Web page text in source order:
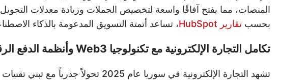
المنصات، مما يفتح آفاقًا واسعة لتخصيص الحملات وزيادة معدلات
بحسب تقارير HubSpot ، تساعد أتمتة التسويق المدعومة بالذكاء
تكامل التجارة الإلكترونية مع تكنولوجيا Web3 وأنظمة الدفع الرقمي المتقدمة في سوريا 2025